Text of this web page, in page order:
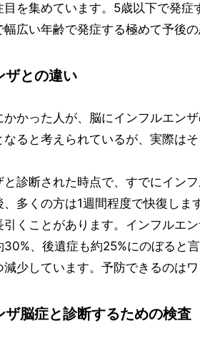
を集めています。5歳以下で発
広い年齢で発症する極めて予後の
ザとの違い
かかった人が、脳にインフルエン
ると考えられているが、実際はそ
と診断された時点で、すでにイン
、多くの方は1週間程度で快復し
くことがあります。インフルエ
、後遺症も約25%にのぼると
少しています。予防できるのはワ
ザ脳症と診断するための検査